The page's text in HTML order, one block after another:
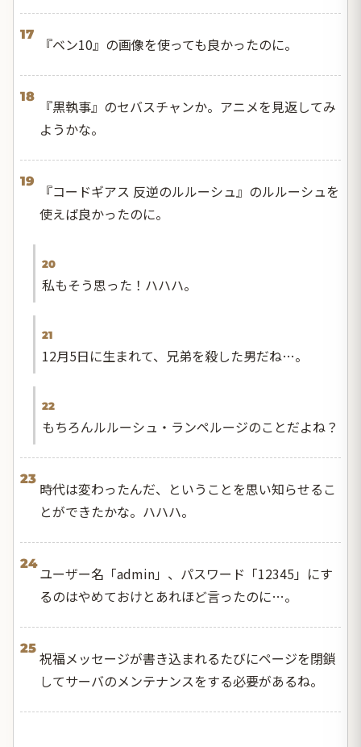
17
『ベン10』の画像を使っても良かったのに。
18
『黒執事』のセバスチャンか。アニメを見返してみ
ようかな。
19
『コードギアス 反逆のルルーシュ』のルルーシュを
使えば良かったのに。
20
私もそう思った！ハハハ。
21
12月5日に生まれて、兄弟を殺した男だね…。
22
もちろんルルーシュ・ランペルージのことだよね？
23
時代は変わったんだ、ということを思い知らせるこ
とができたかな。ハハハ。
24
ユーザー名「admin」、パスワード「12345」にす
るのはやめておけとあれほど言ったのに…。
25
祝福メッセージが書き込まれるたびにページを閉鎖
してサーバのメンテナンスをする必要があるね。